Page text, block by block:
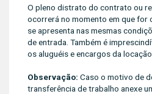
O pleno distrato do contrato ou
ocorrerá no momento em que for
se apresenta nas mesmas
de entrada. Também é
os aluguéis e encargos da locação.
Observação: Caso o motivo de
transferência de trabalho anexe